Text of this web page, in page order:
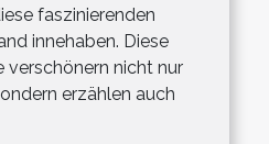
faszinierenden
innehaben. Diese
verschönern nicht nur
erzählen auch